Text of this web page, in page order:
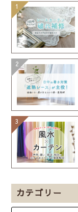
カテゴリー